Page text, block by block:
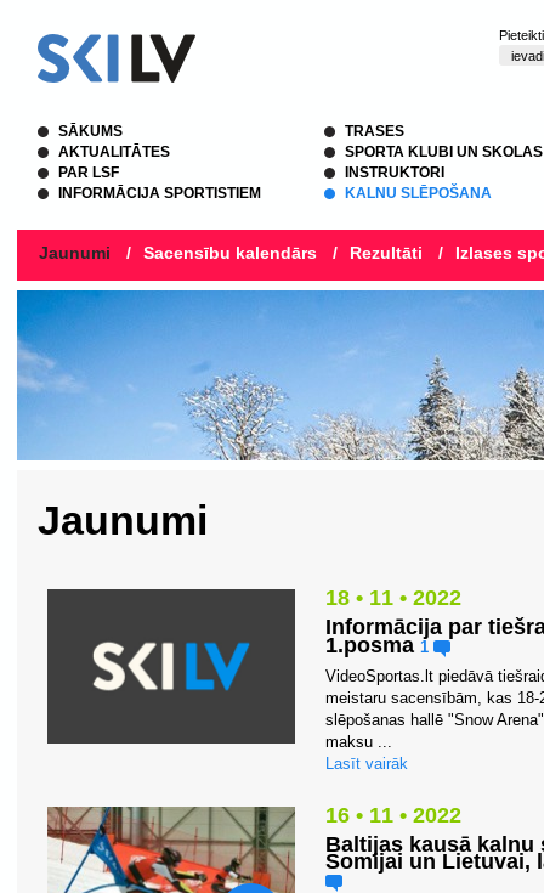
SĀKUMS
AKTUALITĀTES
PAR LSF
INFORMĀCIJA SPORTISTIEM
TRASES
SPORTA KLUBI UN SKOLAS
INSTRUKTORI
KALNU SLĒPOŠANA
Jaunumi / Sacensību kalendārs / Rezultāti / Izlases
Jaunumi
18 • 11 • 2022
Informācija par
1.posma 1
VideoSportas.lt piedāvā
meistaru sacensībām, kas
slēpošanas hallē "Snow
maksu ...
Lasīt vairāk
16 • 11 • 2022
Baltijas kausā kalnu
Somijai un Lietuvai,